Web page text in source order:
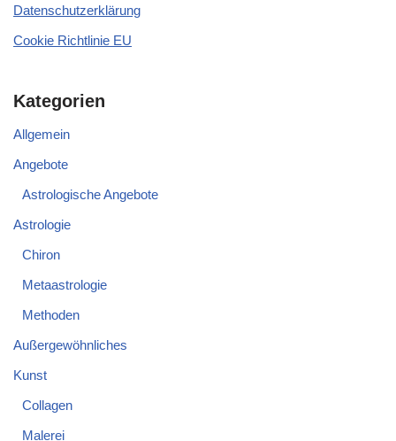
Datenschutzerklärung
Cookie Richtlinie EU
Kategorien
Allgemein
Angebote
Astrologische Angebote
Astrologie
Chiron
Metaastrologie
Methoden
Außergewöhnliches
Kunst
Collagen
Malerei